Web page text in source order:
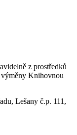
z prostředků
výměny Knihovnou
Lešany č.p. 111,